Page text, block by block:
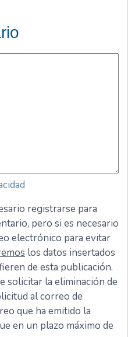
registrarse para
pero si es necesario
electrónico para evitar
los datos insertados
de esta publicación.
solicitar la eliminación de
al correo de
que ha emitido la
en un plazo máximo de